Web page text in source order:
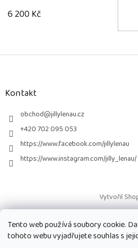
Tento web používá soubory cookie.
tohoto webu vyjadřujete souhlas s
6 200 Kč
Z
Kontakt
obchod@jillylenau.cz
+420 702 095 053
https://www.facebook.com/jillylenau
https://www.instagram.com/jilly_lenau/
Vytvořil
Copyright 2026Paruky Jilly Lenau s.r.o.